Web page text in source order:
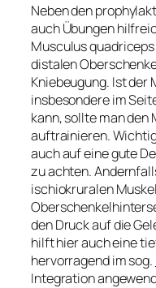
Neben den
auch Übungen
Musculus
distalen
Kniebeugung. Ist der
insbesondere im
kann, sollte man den
auftrainieren.
auch auf eine gute
zu achten.
ischiokruralen
den Druck auf die
hilft hier auch eine
hervorragend im sog.
Integration